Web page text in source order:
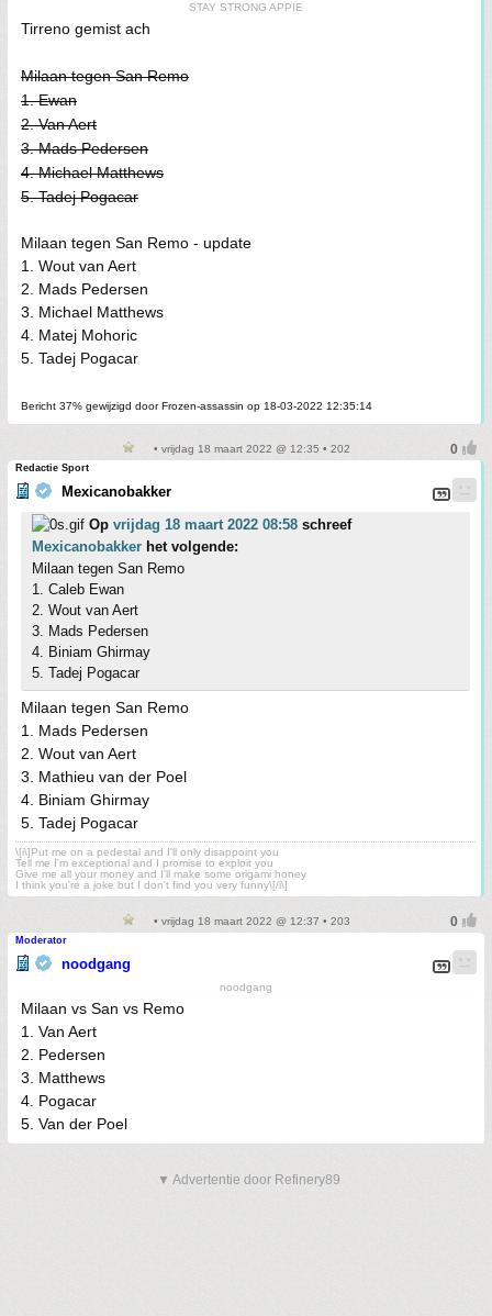
STAY STRONG APPIE
Tirreno gemist ach
Milaan tegen San Remo
1. Ewan
2. Van Aert
3. Mads Pedersen
4. Michael Matthews
5. Tadej Pogacar
Milaan tegen San Remo - update
1. Wout van Aert
2. Mads Pedersen
3. Michael Matthews
4. Matej Mohoric
5. Tadej Pogacar
Bericht 37% gewijzigd door Frozen-assassin op 18-03-2022 12:35:14
• vrijdag 18 maart 2022 @ 12:35 • 202
Redactie Sport
Mexicanobakker
Op vrijdag 18 maart 2022 08:58 schreef
Mexicanobakker het volgende:
Milaan tegen San Remo
1. Caleb Ewan
2. Wout van Aert
3. Mads Pedersen
4. Biniam Ghirmay
5. Tadej Pogacar
Milaan tegen San Remo
1. Mads Pedersen
2. Wout van Aert
3. Mathieu van der Poel
4. Biniam Ghirmay
5. Tadej Pogacar
\[i\]Put me on a pedestal and I'll only disappoint you
Tell me I'm exceptional and I promise to exploit you
Give me all your money and I'll make some origami honey
I think you're a joke but I don't find you very funny\[/i\]
• vrijdag 18 maart 2022 @ 12:37 • 203
Moderator
noodgang
noodgang
Milaan vs San vs Remo
1. Van Aert
2. Pedersen
3. Matthews
4. Pogacar
5. Van der Poel
▼ Advertentie door Refinery89